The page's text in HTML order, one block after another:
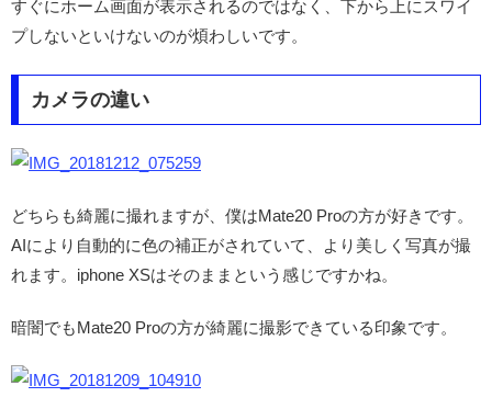
すぐにホーム画面が表示されるのではなく、下から上にスワイ
プしないといけないのが煩わしいです。
カメラの違い
どちらも綺麗に撮れますが、僕はMate20 Proの方が好きです。
AIにより自動的に色の補正がされていて、より美しく写真が撮
れます。iphone XSはそのままという感じですかね。
暗闇でもMate20 Proの方が綺麗に撮影できている印象です。